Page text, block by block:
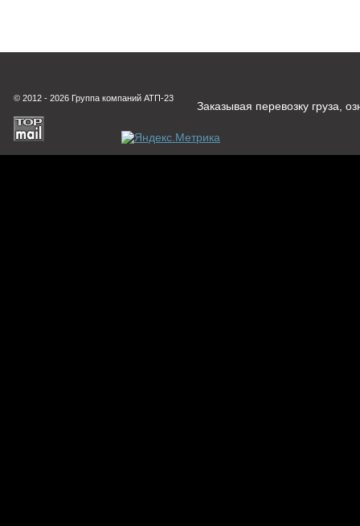
© 2012 - 2026 Группа компаний АТП-23
Заказывая перевозку груза,